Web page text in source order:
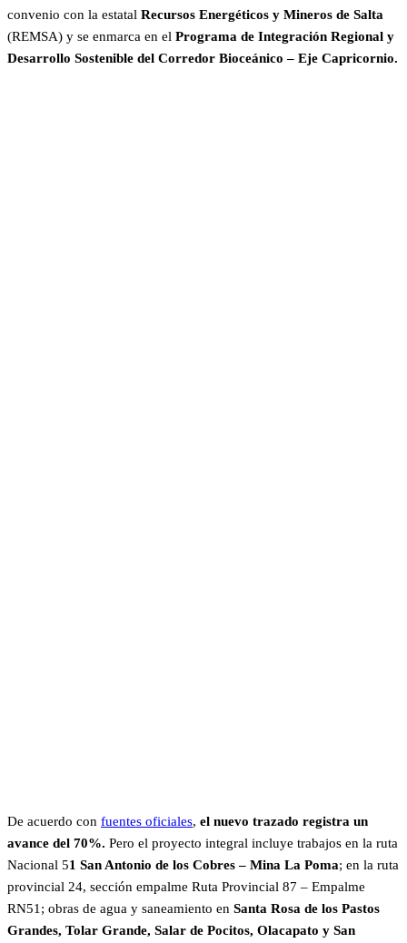
convenio con la estatal Recursos Energéticos y Mineros de Salta
(REMSA) y se enmarca en el Programa de Integración Regional y
Desarrollo Sostenible del Corredor Bioceánico – Eje Capricornio.
De acuerdo con fuentes oficiales, el nuevo trazado registra un
avance del 70%. Pero el proyecto integral incluye trabajos en la ruta
Nacional 51 San Antonio de los Cobres – Mina La Poma; en la ruta
provincial 24, sección empalme Ruta Provincial 87 – Empalme
RN51; obras de agua y saneamiento en Santa Rosa de los Pastos
Grandes, Tolar Grande, Salar de Pocitos, Olacapato y San